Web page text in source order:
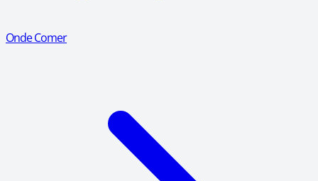
Onde Comer